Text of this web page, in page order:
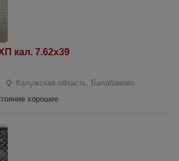
кал. 7.62х39
Калужская область, Балабаново
хорошее